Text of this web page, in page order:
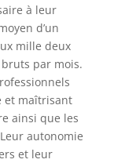
à leur
d’un
mille deux
par mois.
et maîtrisant
ainsi que les
autonomie
et leur